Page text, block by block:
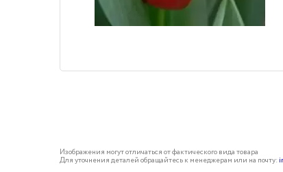
Изображения могут отличаться от фактического вида товара
Для уточнения деталей обращайтесь к менеджерам или на почту: